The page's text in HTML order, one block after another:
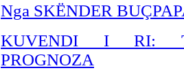
Nga SKËNDER BU
KUVENDI I RI:
PROGNOZA